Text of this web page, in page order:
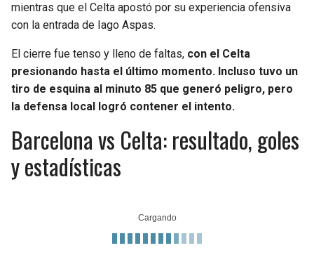
mientras que el Celta apostó por su experiencia ofensiva
con la entrada de Iago Aspas.
El cierre fue tenso y lleno de faltas, con el Celta
presionando hasta el último momento. Incluso tuvo un
tiro de esquina al minuto 85 que generó peligro, pero
la defensa local logró contener el intento.
Barcelona vs Celta: resultado, goles
y estadísticas